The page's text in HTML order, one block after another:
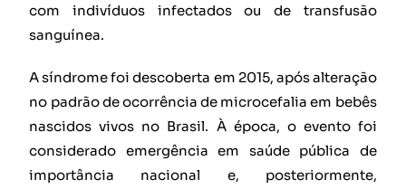
com indivíduos infectados ou de transfusão
sanguínea.
A síndrome foi descoberta em 2015, após alteração
no padrão de ocorrência de microcefalia em bebês
nascidos vivos no Brasil. À época, o evento foi
considerado emergência em saúde pública de
importância nacional e, posteriormente,